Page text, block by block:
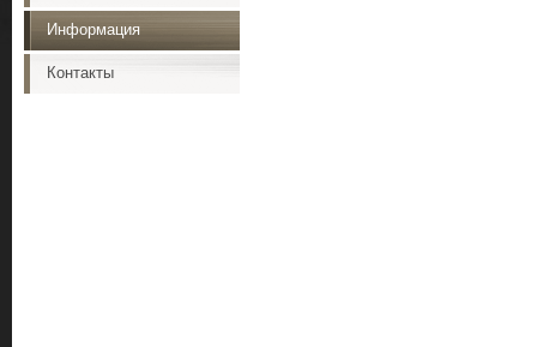
Информация
Контакты